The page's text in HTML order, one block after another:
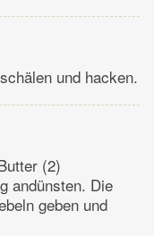
und hacken.
(2)
andünsten. Die
geben und